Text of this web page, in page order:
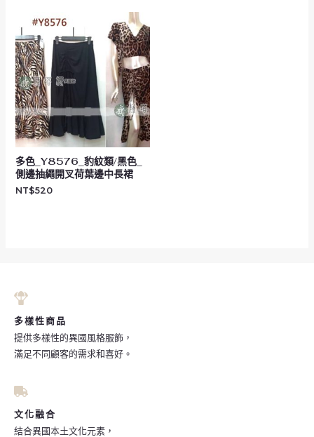
多色_Y8576_豹紋類/黑色_
側邊抽繩開叉荷葉邊中長裙
NT$520
多樣性商品
提供多樣性的異國風格服飾，
滿足不同顧客的需求和喜好。
文化融合
結合異國本土文化元素，